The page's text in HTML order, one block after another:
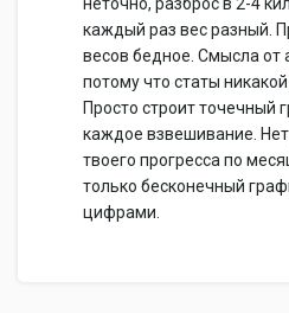
каждый раз вес разный.
весов бедное. Смысла от
потому что статы
Просто строит точечный
каждое взвешивание.
твоего прогресса по
только бесконечный
цифрами.